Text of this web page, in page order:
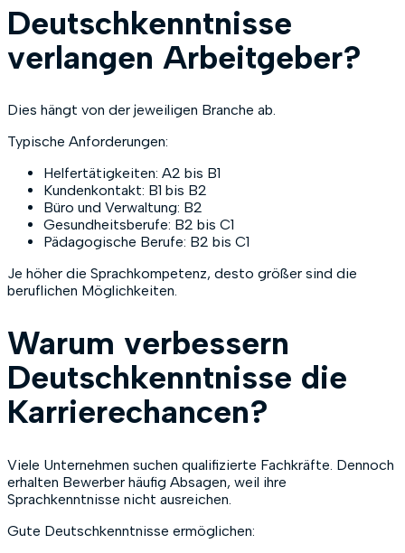
Deutschkenntnisse
verlangen Arbeitgeber?
Dies hängt von der jeweiligen Branche ab.
Typische Anforderungen:
Helfertätigkeiten: A2 bis B1
Kundenkontakt: B1 bis B2
Büro und Verwaltung: B2
Gesundheitsberufe: B2 bis C1
Pädagogische Berufe: B2 bis C1
Je höher die Sprachkompetenz, desto größer sind die
beruflichen Möglichkeiten.
Warum verbessern
Deutschkenntnisse die
Karrierechancen?
Viele Unternehmen suchen qualifizierte Fachkräfte. Dennoch
erhalten Bewerber häufig Absagen, weil ihre
Sprachkenntnisse nicht ausreichen.
Gute Deutschkenntnisse ermöglichen: